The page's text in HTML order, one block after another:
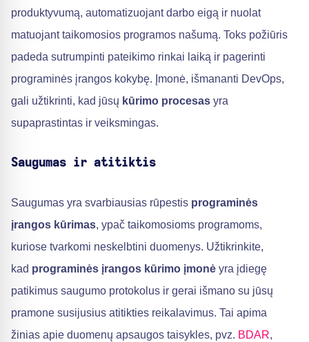
produktyvumą, automatizuojant darbo eigą ir nuolat
matuojant taikomosios programos našumą. Toks požiūris
padeda sutrumpinti pateikimo rinkai laiką ir pagerinti
programinės įrangos kokybę. Įmonė, išmananti DevOps,
gali užtikrinti, kad jūsų kūrimo procesas yra
supaprastintas ir veiksmingas.
Saugumas ir atitiktis
Saugumas yra svarbiausias rūpestis programinės
įrangos kūrimas, ypač taikomosioms programoms,
kuriose tvarkomi neskelbtini duomenys. Užtikrinkite,
kad programinės įrangos kūrimo įmonė yra įdiegę
patikimus saugumo protokolus ir gerai išmano su jūsų
pramone susijusius atitikties reikalavimus. Tai apima
žinias apie duomenų apsaugos taisykles, pvz. BDAR,